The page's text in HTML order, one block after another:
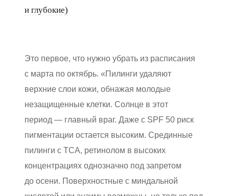
и глубокие)
Это первое, что нужно убрать из расписания
с марта по октябрь. «Пилинги удаляют
верхние слои кожи, обнажая молодые
незащищенные клетки. Солнце в этот
период — главный враг. Даже с SPF 50 риск
пигментации остается высоким. Срединные
пилинги с ТСА, ретинолом в высоких
концентрациях однозначно под запретом
до осени. Поверхностные с миндальной